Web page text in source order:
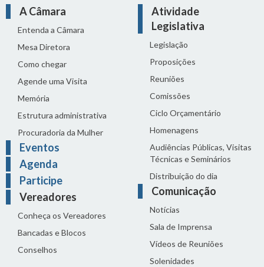
A Câmara
Entenda a Câmara
Mesa Diretora
Como chegar
Agende uma Visita
Memória
Estrutura administrativa
Procuradoria da Mulher
Eventos
Agenda
Participe
Vereadores
Conheça os Vereadores
Bancadas e Blocos
Conselhos
Atividade
Legislativa
Legislação
Proposições
Reuniões
Comissões
Ciclo Orçamentário
Homenagens
Audiências Públicas, Visitas
Técnicas e Seminários
Distribuição do dia
Comunicação
Notícias
Sala de Imprensa
Vídeos de Reuniões
Solenidades